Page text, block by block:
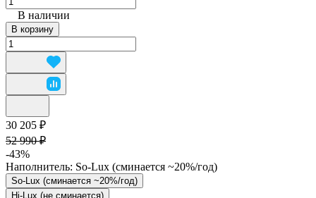
В наличии
В корзину
30 205 ₽
52 990 ₽
-43%
Наполнитель: So-Lux (cминается ~20%/год)
So-Lux (cминается ~20%/год)
Hi-Lux (не сминается)